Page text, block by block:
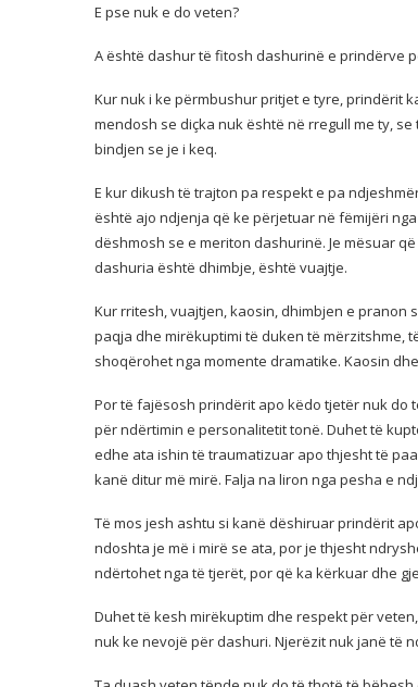
E pse nuk e do veten?
A është dashur të fitosh dashurinë e prindërve
Kur nuk i ke përmbushur pritjet e tyre, prindërit
mendosh se diçka nuk është në rregull me ty,
bindjen se je i keq.
E kur dikush të trajton pa respekt e pa
është ajo ndjenja që ke përjetuar në fëmijëri
dëshmosh se e meriton dashurinë. Je mësuar
dashuria është dhimbje, është vuajtje.
Kur rritesh, vuajtjen, kaosin, dhimbjen e pranon
paqja dhe mirëkuptimi të duken të mërzitshme,
shoqërohet nga momente dramatike. Kaosin
Por të fajësosh prindërit apo këdo tjetër nuk do
për ndërtimin e personalitetit tonë. Duhet të
edhe ata ishin të traumatizuar apo thjesht të
kanë ditur më mirë. Falja na liron nga pesha e
Të mos jesh ashtu si kanë dëshiruar prindërit
ndoshta je më i mirë se ata, por je thjesht
ndërtohet nga të tjerët, por që ka kërkuar dhe
Duhet të kesh mirëkuptim dhe respekt për
nuk ke nevojë për dashuri. Njerëzit nuk janë të